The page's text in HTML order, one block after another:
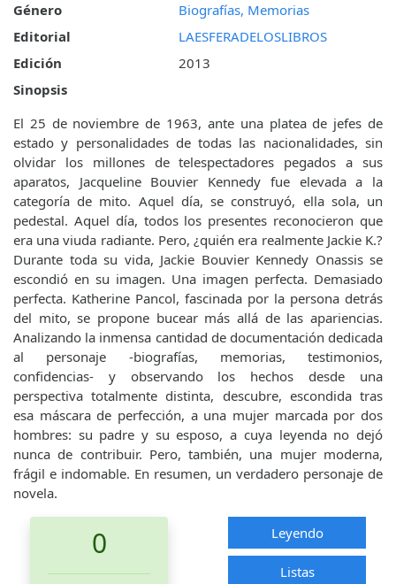
Género
Biografías, Memorias
Editorial
LAESFERADELOSLIBROS
Edición
2013
Sinopsis
El 25 de noviembre de 1963, ante una platea de jefes de
estado y personalidades de todas las nacionalidades, sin
olvidar los millones de telespectadores pegados a sus
aparatos, Jacqueline Bouvier Kennedy fue elevada a la
categoría de mito. Aquel día, se construyó, ella sola, un
pedestal. Aquel día, todos los presentes reconocieron que
era una viuda radiante. Pero, ¿quién era realmente Jackie K.?
Durante toda su vida, Jackie Bouvier Kennedy Onassis se
escondió en su imagen. Una imagen perfecta. Demasiado
perfecta. Katherine Pancol, fascinada por la persona detrás
del mito, se propone bucear más allá de las apariencias.
Analizando la inmensa cantidad de documentación dedicada
al personaje -biografías, memorias, testimonios,
confidencias- y observando los hechos desde una
perspectiva totalmente distinta, descubre, escondida tras
esa máscara de perfección, a una mujer marcada por dos
hombres: su padre y su esposo, a cuya leyenda no dejó
nunca de contribuir. Pero, también, una mujer moderna,
frágil e indomable. En resumen, un verdadero personaje de
novela.
0 Leyendo
Listas